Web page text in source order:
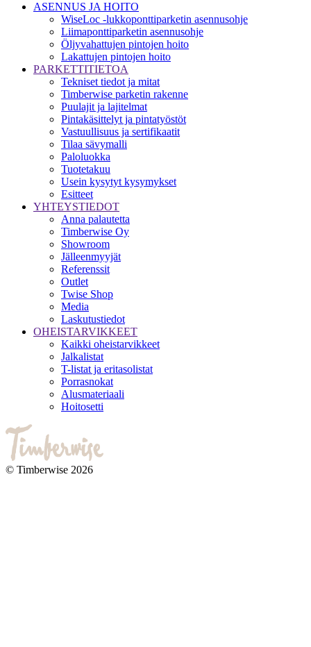
ASENNUS JA HOITO
WiseLoc -lukkoponttiparketin asennusohje
Liimaponttiparketin asennusohje
Öljyvahattujen pintojen hoito
Lakattujen pintojen hoito
PARKETTITIETOA
Tekniset tiedot ja mitat
Timberwise parketin rakenne
Puulajit ja lajitelmat
Pintakäsittelyt ja pintatyöstöt
Vastuullisuus ja sertifikaatit
Tilaa sävymalli
Paloluokka
Tuotetakuu
Usein kysytyt kysymykset
Esitteet
YHTEYSTIEDOT
Anna palautetta
Timberwise Oy
Showroom
Jälleenmyyjät
Referenssit
Outlet
Twise Shop
Media
Laskutustiedot
OHEISTARVIKKEET
Kaikki oheistarvikkeet
Jalkalistat
T-listat ja eritasolistat
Porrasnokat
Alusmateriaali
Hoitosetti
© Timberwise 2026